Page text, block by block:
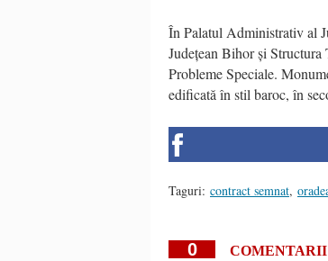
În Palatul Administrativ al
Județean Bihor și
Probleme Speciale.
edificată în stil baroc, în
Taguri: contract semnat,
0 COMENTARII